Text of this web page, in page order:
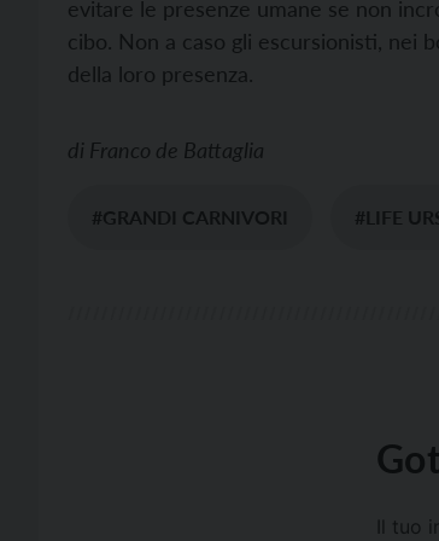
evitare le presenze umane se non
cibo. Non a caso gli escursionisti, nei
della loro presenza.
di Franco de Battaglia
#GRANDI CARNIVORI #LIFE
Il tuo